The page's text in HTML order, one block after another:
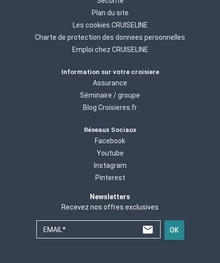
Plan du site
Les cookies CRUISELINE
Charte de protection des donnees personnelles
Emploi chez CRUISELINE
Information sur votre croisiere
Assurance
Séminaire / groupe
Blog Croisieres.fr
Réseaux Sociaux
Facebook
Youtube
Instagram
Pinterest
Newsletters
Recevez nos offres exclusives
EMAIL* OK